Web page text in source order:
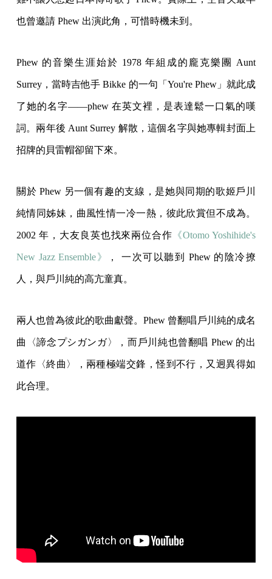
也曾邀請 Phew 出演此角，可惜時機未到。
Phew 的音樂生涯始於 1978 年組成的龐克樂團 Aunt
Surrey，當時吉他手 Bikke 的一句「You're Phew」就此成
了她的名字——phew 在英文裡，是表達鬆一口氣的嘆
詞。兩年後 Aunt Surrey 解散，這個名字與她專輯封面上
招牌的貝雷帽卻留下來。
關於 Phew 另一個有趣的支線，是她與同期的歌姬戶川
純情同姊妹，曲風性情一冷一熱，彼此欣賞但不成為。
2002 年，大友良英也找來兩位合作 《Otomo Yoshihide's
New Jazz Ensemble》 ， 一次可以聽到 Phew 的陰冷撩
人，與戶川純的高亢童真。
兩人也曾為彼此的歌曲獻聲。Phew 曾翻唱戶川純的成名
曲〈諦念プシガンガ〉，而戶川純也曾翻唱 Phew 的出
道作〈終曲〉，兩種極端交鋒，怪到不行，又迥異得如
此合理。